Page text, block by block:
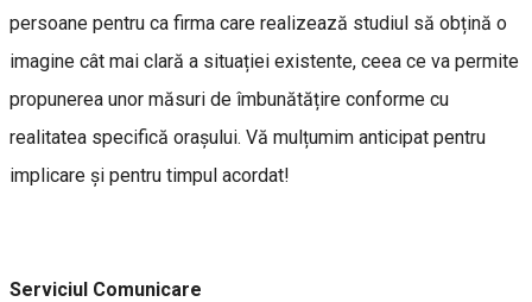
persoane pentru ca firma care realizează studiul să obțină o
imagine cât mai clară a situației existente, ceea ce va permite
propunerea unor măsuri de îmbunătățire conforme cu
realitatea specifică orașului. Vă mulțumim anticipat pentru
implicare și pentru timpul acordat!
Serviciul Comunicare